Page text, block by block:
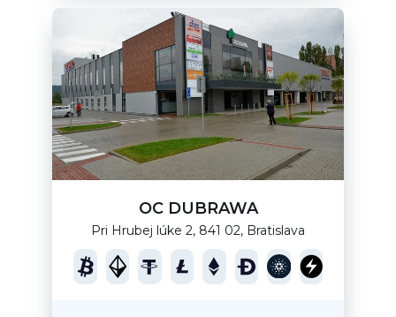
OC DUBRAWA
Pri Hrubej lúke 2, 841 02, Bratislava